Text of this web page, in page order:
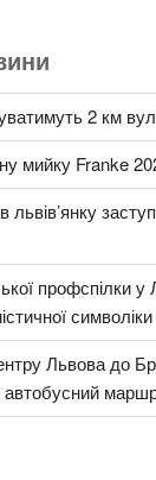
2 км
мийку Franke
львів’янку
профспілки у
символіки
Львова до
автобусний